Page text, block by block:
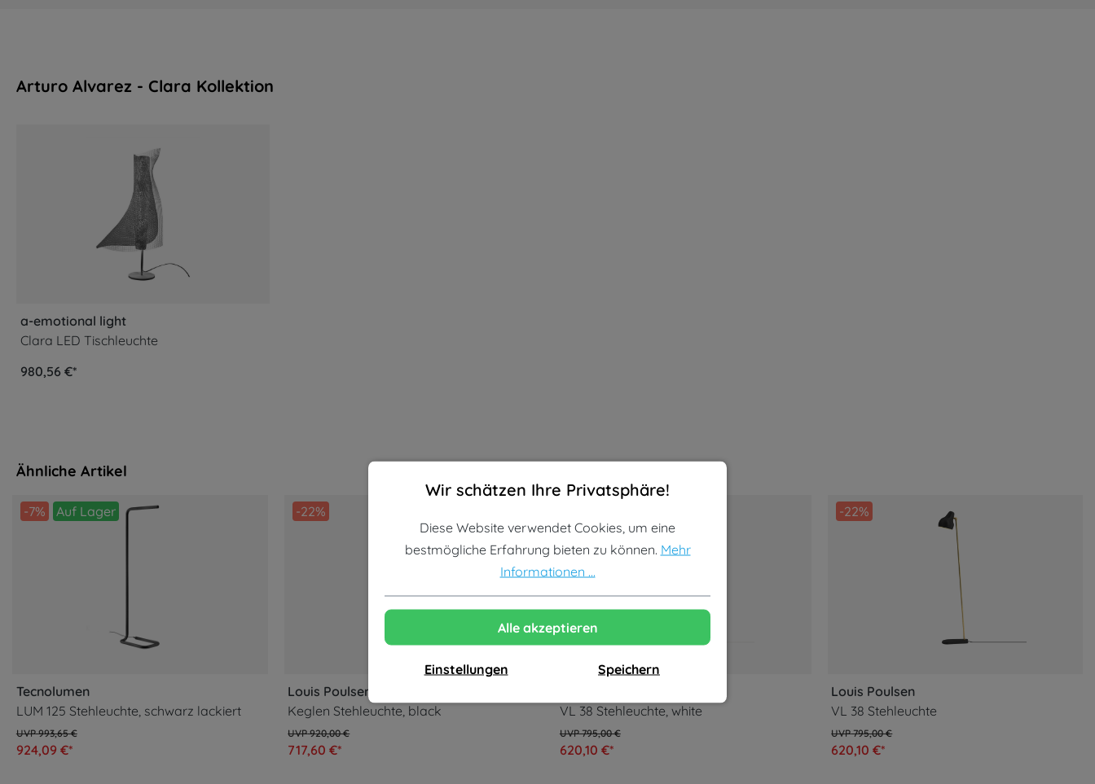
Arturo Alvarez - Clara Kollektion
a-emotional light
Clara LED Tischleuchte
980,56 €*
Ähnliche Artikel
-7% Auf Lager
Tecnolumen
LUM 125 Stehleuchte, schwarz lackiert
924,09 €*
993,65 €
-22%
Louis Poulsen
Keglen Stehleuchte, black
717,60 €*
920,00 €
VL 38 Stehleuchte, white
620,10 €*
795,00 €
-22%
Louis Poulsen
VL 38 Stehleuchte
620,10 €*
795,00 €
Cookie-Voreinstellungen
Diese Website verwendet Cookies, um eine bestmögliche Erfahrung bieten zu können.
Wir schätzen Ihre Privatsphäre!
Diese Website verwendet Cookies, um eine
bestmögliche Erfahrung bieten zu können. Mehr
Informationen ...
Alle akzeptieren
Einstellungen Speichern